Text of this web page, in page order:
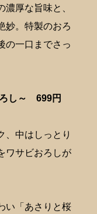
厚な旨味と、
妙。特製のおろ
の一口までさっ
し～
699円
中はしっとり
ワサビおろしが
い「あさりと桜